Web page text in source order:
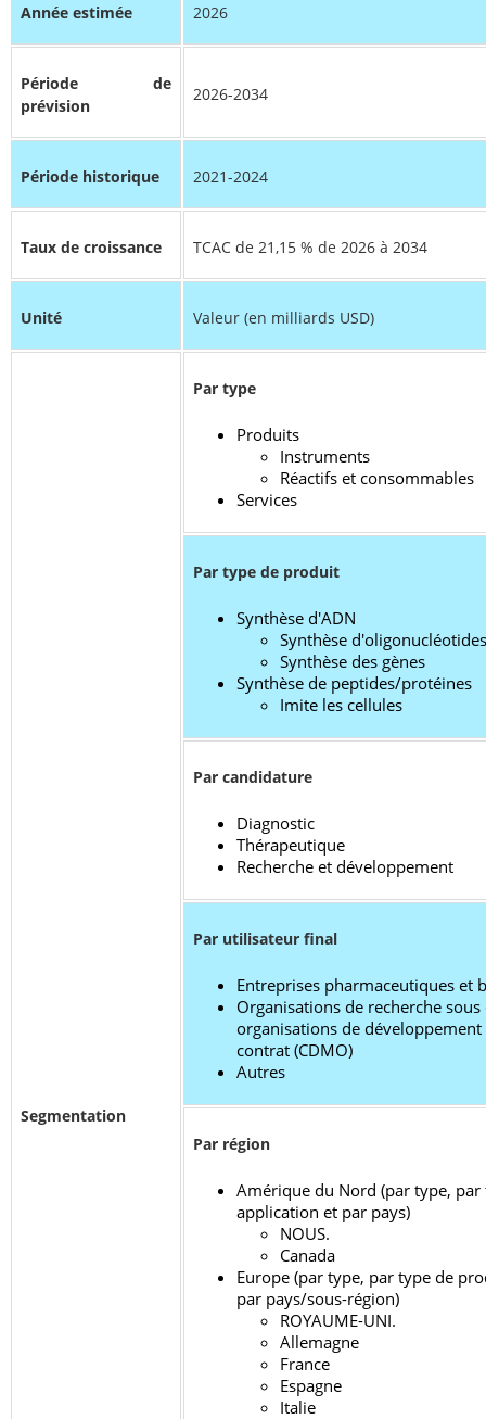
Année estimée 2026
Période de
prévision
2026-2034
Période historique 2021-2024
Taux de croissance TCAC de 21,15 % de 2026 à 2034
Unité Valeur (en milliards USD)
Segmentation
Par type
Produits
Instruments
Réactifs et consommables
Services
Par type de produit
Synthèse d'ADN
Synthèse d'oligonucléotides
Synthèse des gènes
Synthèse de peptides/protéines
Imite les cellules
Par candidature
Diagnostic
Thérapeutique
Recherche et développement
Par utilisateur final
Entreprises pharmaceutiques et
Organisations de recherche sous
organisations de
contrat (CDMO)
Autres
Par région
Amérique du Nord (par type,
application et par pays)
NOUS.
Canada
Europe (par type, par type de
par pays/sous-région)
ROYAUME-UNI.
Allemagne
France
Espagne
Italie